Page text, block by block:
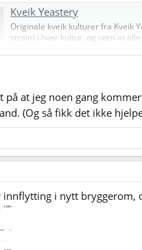
Kveik Yeastery
Originale kveik kulturer fra Kveik
strain) i hver kultur, og uten at
stamme i kulturen bidrar med
på at jeg noen gang
(Og så fikk det ikke
innflytting i nytt bryggerom,